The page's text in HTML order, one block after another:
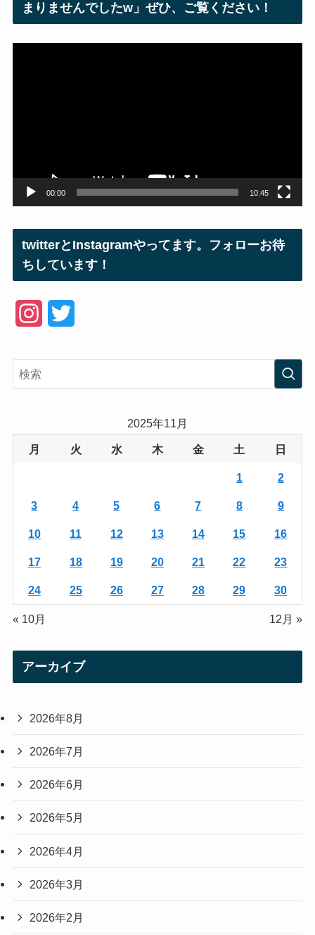
まりませんでしたw」ぜひ、ご覧ください！
00:00 10:45
twitterとInstagramやってます。フォローお待
ちしています！
e
2025年11月
月 火 水 木 金 土 日
1 2
3 4 5 6 7 8 9
10 11 12 13 14 15 16
17 18 19 20 21 22 23
24 25 26 27 28 29 30
« 10月 12月 »
アーカイブ
2026年8月
2026年7月
2026年6月
2026年5月
2026年4月
2026年3月
2026年2月